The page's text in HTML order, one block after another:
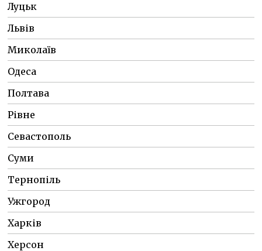
Луцьк
Львів
Миколаїв
Одеса
Полтава
Рівне
Севастополь
Суми
Тернопіль
Ужгород
Харків
Херсон